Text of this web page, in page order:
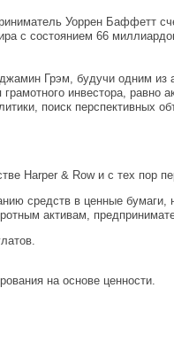
Уоррен Баффетт
с состоянием 66
Грэм, будучи одним
инвестора, равно
поиск перспективных
Harper & Row и с тех пор
средств в ценные
активам,
на основе ценности.